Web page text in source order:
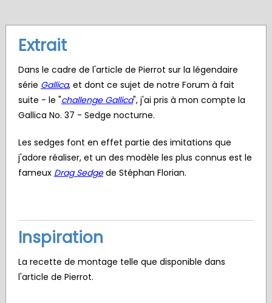
Extrait
Dans le cadre de l'article de Pierrot sur la légendaire
série Gallica, et dont ce sujet de notre Forum à fait
suite - le "challenge Gallica", j'ai pris à mon compte la
Gallica No. 37 - Sedge nocturne.
Les sedges font en effet partie des imitations que
j'adore réaliser, et un des modèle les plus connus est le
fameux Drag Sedgede Stéphan Florian.
Inspiration
La recette de montage telle que disponible dans
l'article de Pierrot.